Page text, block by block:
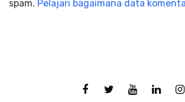
spam. Pelajari bagaimana data